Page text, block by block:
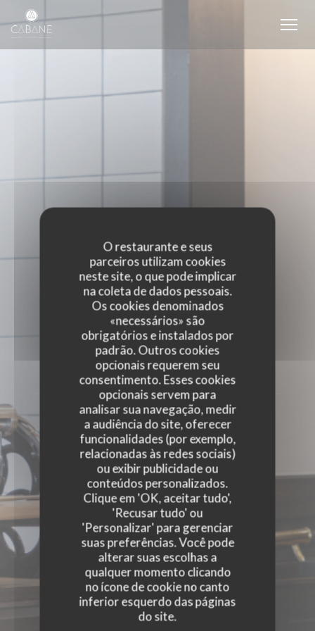
Painel de Gerenciamento de Cookies
O restaurante e seus
parceiros utilizam cookies
neste site, o que pode implicar
na coleta de dados pessoais.
Os cookies denominados
«necessários» são
obrigatórios e instalados por
padrão. Outros cookies
opcionais requerem seu
consentimento. Esses cookies
opcionais servem para
analisar sua navegação, medir
a audiência do site, oferecer
funcionalidades (por exemplo,
relacionadas às redes sociais)
ou exibir publicidade ou
conteúdos personalizados.
Clique em 'OK, aceitar tudo',
'Recusar tudo' ou
'Personalizar' para gerenciar
suas preferências. Você pode
alterar suas escolhas a
qualquer momento clicando
no ícone de cookie no canto
inferior esquerdo das páginas
do site.
EVENTOS